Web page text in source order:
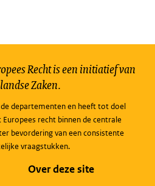
Recht is een initiatief van
Zaken.
de departementen en heeft tot doel
recht binnen de centrale
bevordering van een consistente
vraagstukken.
Over deze site